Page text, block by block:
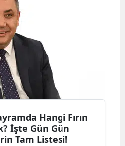
Manisa
Kahramanmaraş
Mardin
Muğla
Muş
Nevşehir
Hangi Fırın
İşte Gün Gün
Tam Listesi!